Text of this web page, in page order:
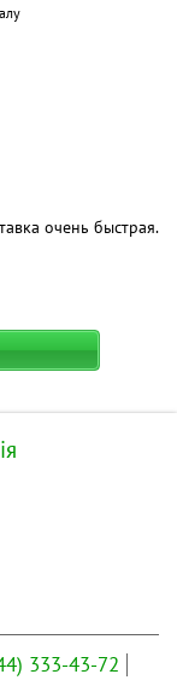
очень быстрая.
333-43-72